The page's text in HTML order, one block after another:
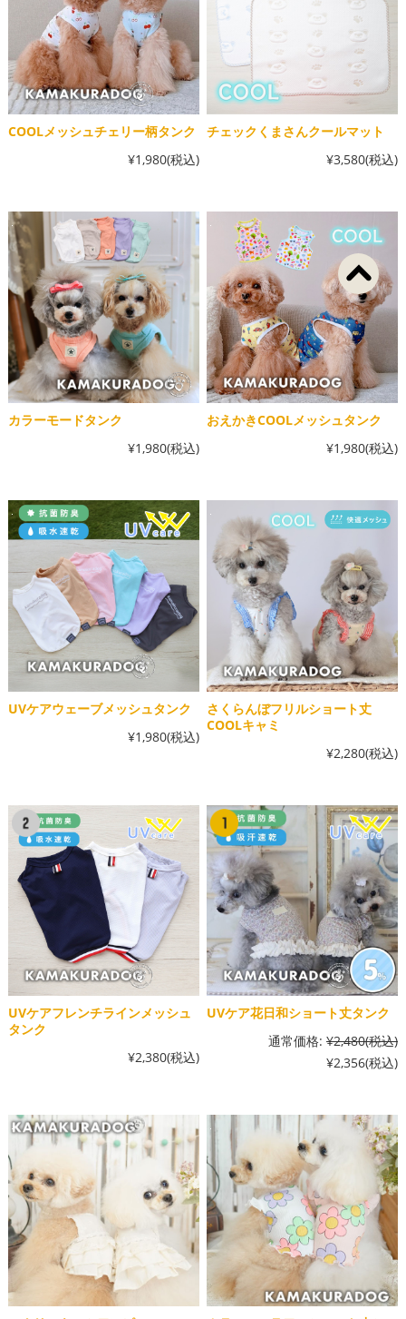
COOLメッシュチェリー柄タンク
¥1,980(税込)
チェックくまさんクールマット
¥3,580(税込)
カラーモードタンク
¥1,980(税込)
おえかきCOOLメッシュタンク
¥1,980(税込)
UVケアウェーブメッシュタンク
¥1,980(税込)
さくらんぼフリルショート丈
COOLキャミ
¥2,280(税込)
UVケアフレンチラインメッシュ
タンク
¥2,380(税込)
UVケア花日和ショート丈タンク
通常価格: ¥2,480(税込)
¥2,356(税込)